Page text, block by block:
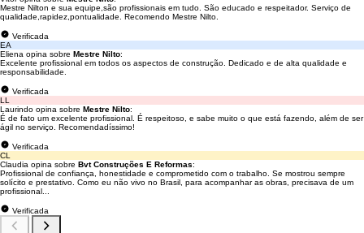
Mestre Nilton e sua equipe,são profissionais em tudo. São educado e respeitador. Serviço de
qualidade,rapidez,pontualidade. Recomendo Mestre Nilto.
Verificada
EA
Eliena opina sobre Mestre Nilto:
Excelente profissional em todos os aspectos de construção. Dedicado e de alta qualidade e
responsabilidade.
Verificada
LL
Laurindo opina sobre Mestre Nilto:
É de fato um excelente profissional. É respeitoso, e sabe muito o que está fazendo, além de ser
ágil no serviço. Recomendadíssimo!
Verificada
CL
Claudia opina sobre Bvt Construções E Reformas:
Profissional de confiança, honestidade e comprometido com o trabalho. Se mostrou sempre
solícito e prestativo. Como eu não vivo no Brasil, para acompanhar as obras, precisava de um
profissional...
Verificada